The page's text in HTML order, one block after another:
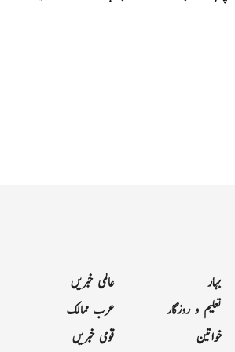
بہار
تعلیم و روزگار
خواتین
عالمی خبریں
عرب ممالک
قومی خبریں